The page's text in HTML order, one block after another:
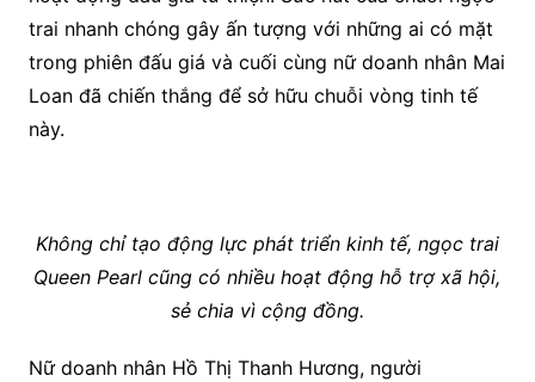
trai nhanh chóng gây ấn tượng với những ai có mặt
trong phiên đấu giá và cuối cùng nữ doanh nhân Mai
Loan đã chiến thắng để sở hữu chuỗi vòng tinh tế
này.
Không chỉ tạo động lực phát triển kinh tế, ngọc trai
Queen Pearl cũng có nhiều hoạt động hỗ trợ xã hội,
sẻ chia vì cộng đồng.
Nữ doanh nhân Hồ Thị Thanh Hương, người